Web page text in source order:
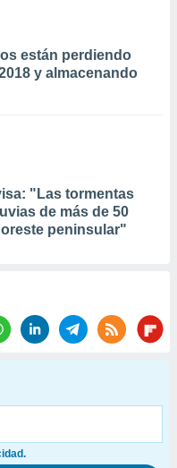
están perdiendo
y almacenando
"Las tormentas
de más de 50
peninsular"